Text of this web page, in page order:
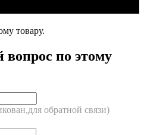
товару.
вопрос по этому
обратной связи)